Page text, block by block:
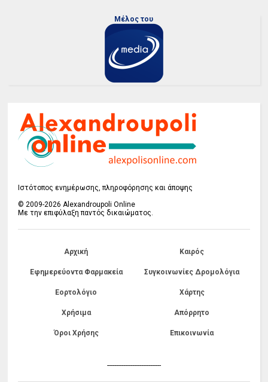
Μέλος του
Ιστότοπος ενημέρωσης, πληροφόρησης και άποψης
© 2009-2026 Alexandroupoli Online
Με την επιφύλαξη παντός δικαιώματος.
Αρχική Καιρός
Εφημερεύοντα Φαρμακεία Συγκοινωνίες Δρομολόγια
Εορτολόγιο Χάρτης
Χρήσιμα Απόρρητο
Όροι Χρήσης Επικοινωνία
------------------------------